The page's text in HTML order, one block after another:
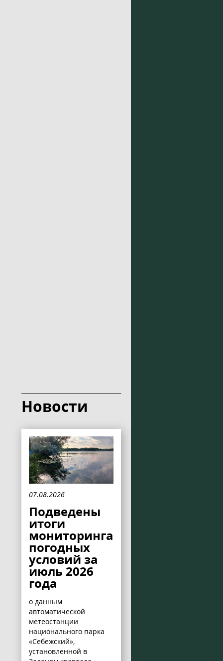
Новости
07.08.2026
Подведены
итоги
мониторинга
погодных
условий за
июль 2026
года
о данным
автоматической
метеостанции
национального парка
«Себежский»,
установленной в